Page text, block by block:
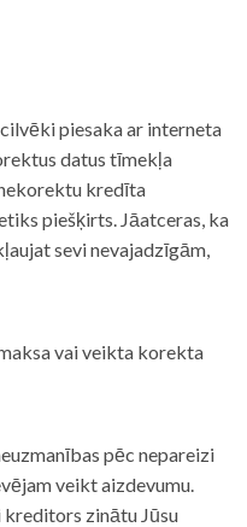
piesaka ar interneta
datus tīmekļa
kredīta
piešķirts. Jāatceras, ka
sevi nevajadzīgām,
vai veikta korekta
pēc nepareizi
veikt aizdevumu.
kreditors zinātu Jūsu